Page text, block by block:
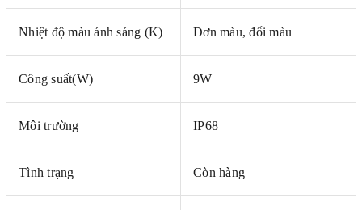
Nhiệt độ màu ánh sáng (K) Đơn màu, đổi màu
Công suất(W) 9W
Môi trường IP68
Tình trạng Còn hàng